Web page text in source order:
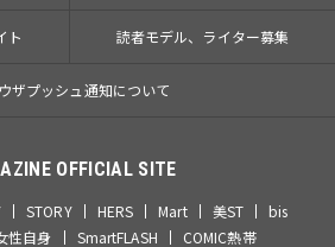
ト 読者モデル、ライター募集
ザプッシュ通知について
OFFICIAL SITE
STORY HERS Mart 美ST
bis
性自身 SmartFLASH COMIC熱帯